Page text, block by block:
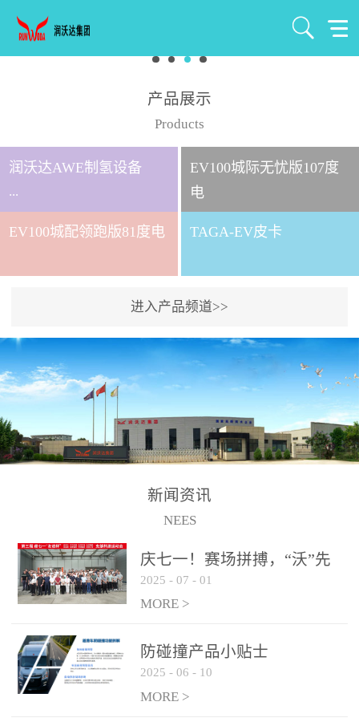
产品展示
Products
润沃达AWE制氢设备
...
司成立于2021年7月，注册
资金1000万元，是北京润
司。 公司主要从事氢气
制、储、加、用的相关技
术、产品的研发、销售及
道路货物运输业务。设备
的生产制造由位于连云港
的江苏润沃达环境科技有
限公司承担。 以下设备
为润沃达AWE制氢设备系
子、化工、冶金、建材等
行业的制氢 / 制氧设备，
纯化后可达到99.999%氢气
用需求。 气液
分离系统
纯化系统
EV100城际无忧版107度
电
EV100城配领跑版81度电 TAGA-EV皮卡
进入产品频道>>
新闻资讯
NEES
庆七一！赛场拼搏，“沃”先
行！
2025 - 07 - 01
MORE >
防碰撞产品小贴士
2025 - 06 - 10
MORE >